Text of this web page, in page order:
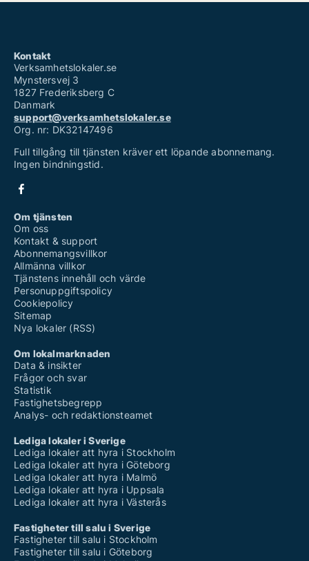
Kontakt
Verksamhetslokaler.se
Mynstersvej 3
1827 Frederiksberg C
Danmark
support@verksamhetslokaler.se
Org. nr: DK32147496
Full tillgång till tjänsten kräver ett löpande abonnemang.
Ingen bindningstid.
Om tjänsten
Om oss
Kontakt & support
Abonnemangsvillkor
Allmänna villkor
Tjänstens innehåll och värde
Personuppgiftspolicy
Cookiepolicy
Sitemap
Nya lokaler (RSS)
Om lokalmarknaden
Data & insikter
Frågor och svar
Statistik
Fastighetsbegrepp
Analys- och redaktionsteamet
Lediga lokaler i Sverige
Lediga lokaler att hyra i Stockholm
Lediga lokaler att hyra i Göteborg
Lediga lokaler att hyra i Malmö
Lediga lokaler att hyra i Uppsala
Lediga lokaler att hyra i Västerås
Fastigheter till salu i Sverige
Fastigheter till salu i Stockholm
Fastigheter till salu i Göteborg